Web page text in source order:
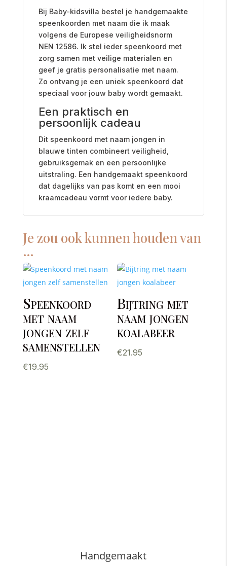
Bij Baby-kidsvilla bestel je handgemaakte
speenkoorden met naam die ik maak
volgens de Europese veiligheidsnorm
NEN 12586. Ik stel ieder speenkoord met
zorg samen met veilige materialen en
geef je gratis personalisatie met naam.
Zo ontvang je een uniek speenkoord dat
speciaal voor jouw baby wordt gemaakt.
Een praktisch en
persoonlijk cadeau
Dit speenkoord met naam jongen in
blauwe tinten combineert veiligheid,
gebruiksgemak en een persoonlijke
uitstraling. Een handgemaakt speenkoord
dat dagelijks van pas komt en een mooi
kraamcadeau vormt voor iedere baby.
Je zou ook kunnen houden van
…
Speenkoord
met naam
jongen zelf
samenstellen
€19.95
Bijtring met
naam jongen
koalabeer
€21.95
Handgemaakt